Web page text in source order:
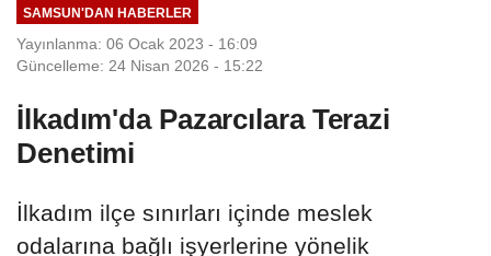
SAMSUN'DAN HABERLER
Yayınlanma: 06 Ocak 2023 - 16:09
Güncelleme: 24 Nisan 2026 - 15:22
İlkadım'da Pazarcılara Terazi
Denetimi
İlkadım ilçe sınırları içinde meslek
odalarına bağlı işyerlerine yönelik